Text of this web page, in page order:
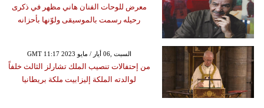
معرض للوحات الفنان هاني مظهر في ذكرى
رحيله رسمت بالموسيقى ولوّنها بأحزانه
GMT 11:17 2023 السبت ,06 أيار / مايو
من إحتفالات تنصيب الملك تشارلز الثالث خلفاً
لوالدته الملكة إليزابيت ملكة بريطانيا